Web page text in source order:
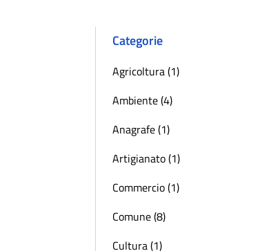
Categorie
Agricoltura (1)
Ambiente (4)
Anagrafe (1)
Artigianato (1)
Commercio (1)
Comune (8)
Cultura (1)